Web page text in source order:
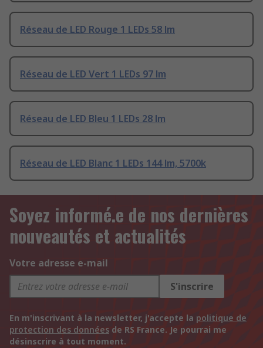
Réseau de LED Rouge 1 LEDs 58 lm
Réseau de LED Vert 1 LEDs 97 lm
Réseau de LED Bleu 1 LEDs 28 lm
Réseau de LED Blanc 1 LEDs 144 lm, 5700k
Soyez informé.e de nos dernières
nouveautés et actualités
Votre adresse e-mail
S'inscrire
En m'inscrivant à la newsletter, j'accepte la politique de
protection des données de RS France. Je pourrai me
désinscrire à tout moment.